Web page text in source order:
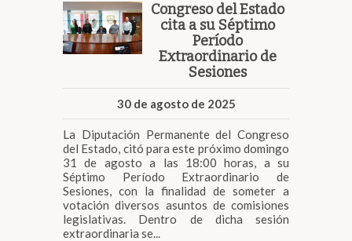
Congreso del Estado
cita a su Séptimo
Período
Extraordinario de
Sesiones
30 de agosto de 2025
La Diputación Permanente del Congreso
del Estado, citó para este próximo domingo
31 de agosto a las 18:00 horas, a su
Séptimo Período Extraordinario de
Sesiones, con la finalidad de someter a
votación diversos asuntos de comisiones
legislativas. Dentro de dicha sesión
extraordinaria se...